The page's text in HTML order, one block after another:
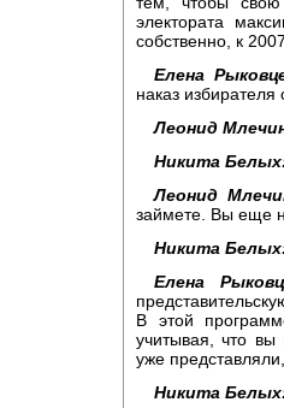
электората
собственно, к
Елена
наказ
Леонид
Никита
Леонид
займете. Вы еще
Никита
Елена
В этой
учитывая, что
уже
Никита